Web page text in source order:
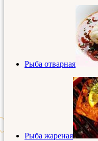
Рыба отварная
Рыба жареная